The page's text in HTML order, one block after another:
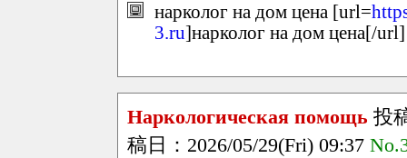
нарколог на дом цена [url=
3.ru]нарколог на дом цена[/url]
Наркологическая помощь 投
稿日：2026/05/29(Fri) 09:37